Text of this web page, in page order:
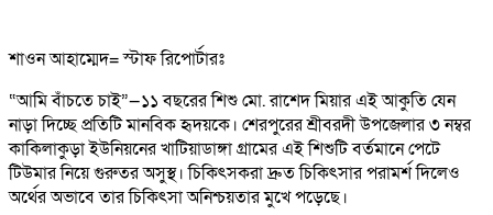
শাওন আহাম্মেদ= স্টাফ রিপোর্টারঃ
“আমি বাঁচতে চাই”—১১ বছরের শিশু মো. রাশেদ মিয়ার এই আকুতি যেন
নাড়া দিচ্ছে প্রতিটি মানবিক হৃদয়কে। শেরপুরের শ্রীবরদী উপজেলার ৩ নম্বর
কাকিলাকুড়া ইউনিয়নের খাটিয়াডাঙ্গা গ্রামের এই শিশুটি বর্তমানে পেটে
টিউমার নিয়ে গুরুতর অসুস্থ। চিকিৎসকরা দ্রুত চিকিৎসার পরামর্শ দিলেও
অর্থের অভাবে তার চিকিৎসা অনিশ্চয়তার মুখে পড়েছে।